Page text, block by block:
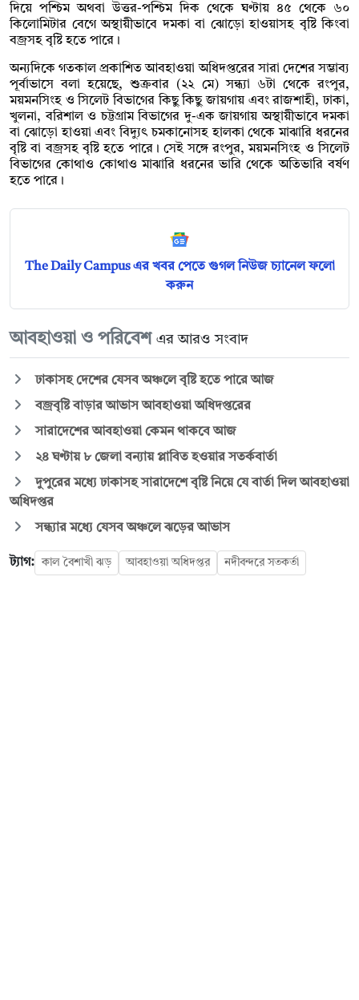
দিয়ে পশ্চিম অথবা উত্তর-পশ্চিম দিক থেকে ঘণ্টায় ৪৫ থেকে ৬০
কিলোমিটার বেগে অস্থায়ীভাবে দমকা বা ঝোড়ো হাওয়াসহ বৃষ্টি কিংবা
বজ্রসহ বৃষ্টি হতে পারে।
অন্যদিকে গতকাল প্রকাশিত আবহাওয়া অধিদপ্তরের সারা দেশের সম্ভাব্য
পূর্বাভাসে বলা হয়েছে, শুক্রবার (২২ মে) সন্ধ্যা ৬টা থেকে রংপুর,
ময়মনসিংহ ও সিলেট বিভাগের কিছু কিছু জায়গায় এবং রাজশাহী, ঢাকা,
খুলনা, বরিশাল ও চট্টগ্রাম বিভাগের দু-এক জায়গায় অস্থায়ীভাবে দমকা
বা ঝোড়ো হাওয়া এবং বিদ্যুৎ চমকানোসহ হালকা থেকে মাঝারি ধরনের
বৃষ্টি বা বজ্রসহ বৃষ্টি হতে পারে। সেই সঙ্গে রংপুর, ময়মনসিংহ ও সিলেট
বিভাগের কোথাও কোথাও মাঝারি ধরনের ভারি থেকে অতিভারি বর্ষণ
হতে পারে।
The Daily Campus এর খবর পেতে গুগল নিউজ চ্যানেল ফলো
করুন
আবহাওয়া ও পরিবেশ এর আরও সংবাদ
ঢাকাসহ দেশের যেসব অঞ্চলে বৃষ্টি হতে পারে আজ
বজ্রবৃষ্টি বাড়ার আভাস আবহাওয়া অধিদপ্তরের
সারাদেশের আবহাওয়া কেমন থাকবে আজ
২৪ ঘণ্টায় ৮ জেলা বন্যায় প্লাবিত হওয়ার সতর্কবার্তা
দুপুরের মধ্যে ঢাকাসহ সারাদেশে বৃষ্টি নিয়ে যে বার্তা দিল আবহাওয়া
অধিদপ্তর
সন্ধ্যার মধ্যে যেসব অঞ্চলে ঝড়ের আভাস
ট্যাগ: কাল বৈশাখী ঝড় আবহাওয়া অধিদপ্তর নদীবন্দরে সতকর্তা